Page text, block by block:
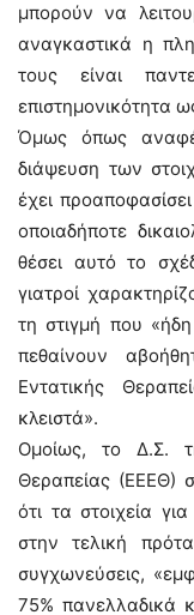
μπορούν να
αναγκαστικά η
τους είναι
επιστημονικότητα
Όμως όπως
διάψευση των
έχει
οποιαδήποτε
θέσει αυτό το
γιατροί
τη στιγμή που
πεθαίνουν
Εντατικής
κλειστά».
Ομοίως, το Δ.Σ.
Θεραπείας (ΕΕΕΘ)
ότι τα στοιχεία
στην τελική
συγχωνεύσεις,
75% πανελλαδικά